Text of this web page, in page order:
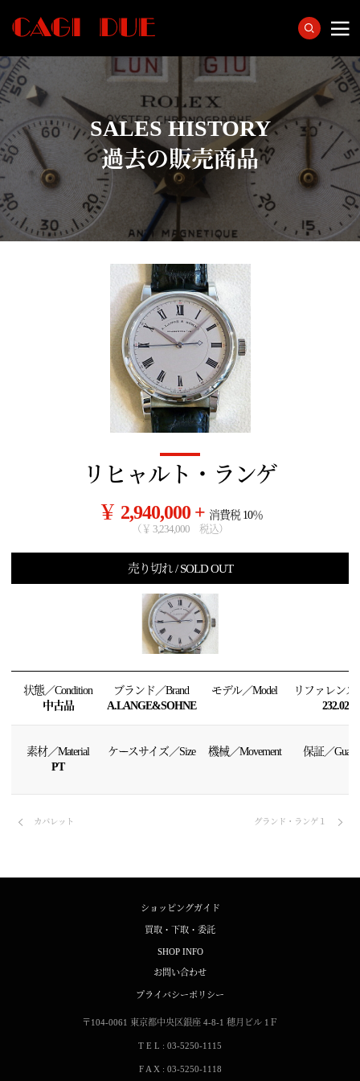
SALES HISTORY
過去の販売商品
リヒャルト・ランゲ
￥ 2,940,000 + 消費税 10％
（￥ 3,234,000 税込）
売り切れ / SOLD OUT
状態／Condition
中古品
ブランド／Brand
A.LANGE&SOHNE
モデル／Model
リファレンス
232.025
素材／Material
PT
ケースサイズ／Size 機械／Movement 保証／
カバレット グランド・ランゲ１
ショッピングガイド
買取・下取・委託
SHOP INFO
お問い合わせ
プライバシーポリシー
〒104-0061 東京都中央区銀座 4-8-1 穂月ビル 1Ｆ
T E L : 03-5250-1115
F A X : 03-5250-1118